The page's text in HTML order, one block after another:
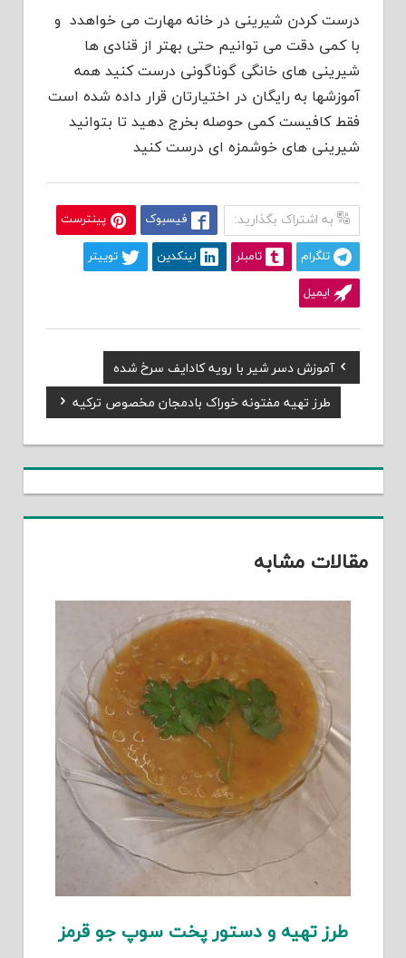
درست کردن شیرینی در خانه مهارت می خواهدد و
با کمی دقت می توانیم حتی بهتر از قنادی ها
شیرینی های خانگی گوناگونی درست کنید همه
آموزشها به رایگان در اختیارتان قرار داده شده است
فقط کافیست کمی حوصله بخرج دهید تا بتوانید
شیرینی های خوشمزه ای درست کنید
به اشتراک بگذارید: فیسبوک پینترست
تلگرام تامبلر لینکدین توییتر
ایمیل
راهبری
نوشته
Previous
Post:
آموزش دسر شیر با رویه کادایف سرخ شده
Next
Post:
طرز تهیه مفتونه خوراک بادمجان مخصوص ترکیه
مقالات مشابه
طرز تهیه و دستور پخت سوپ جو قرمز